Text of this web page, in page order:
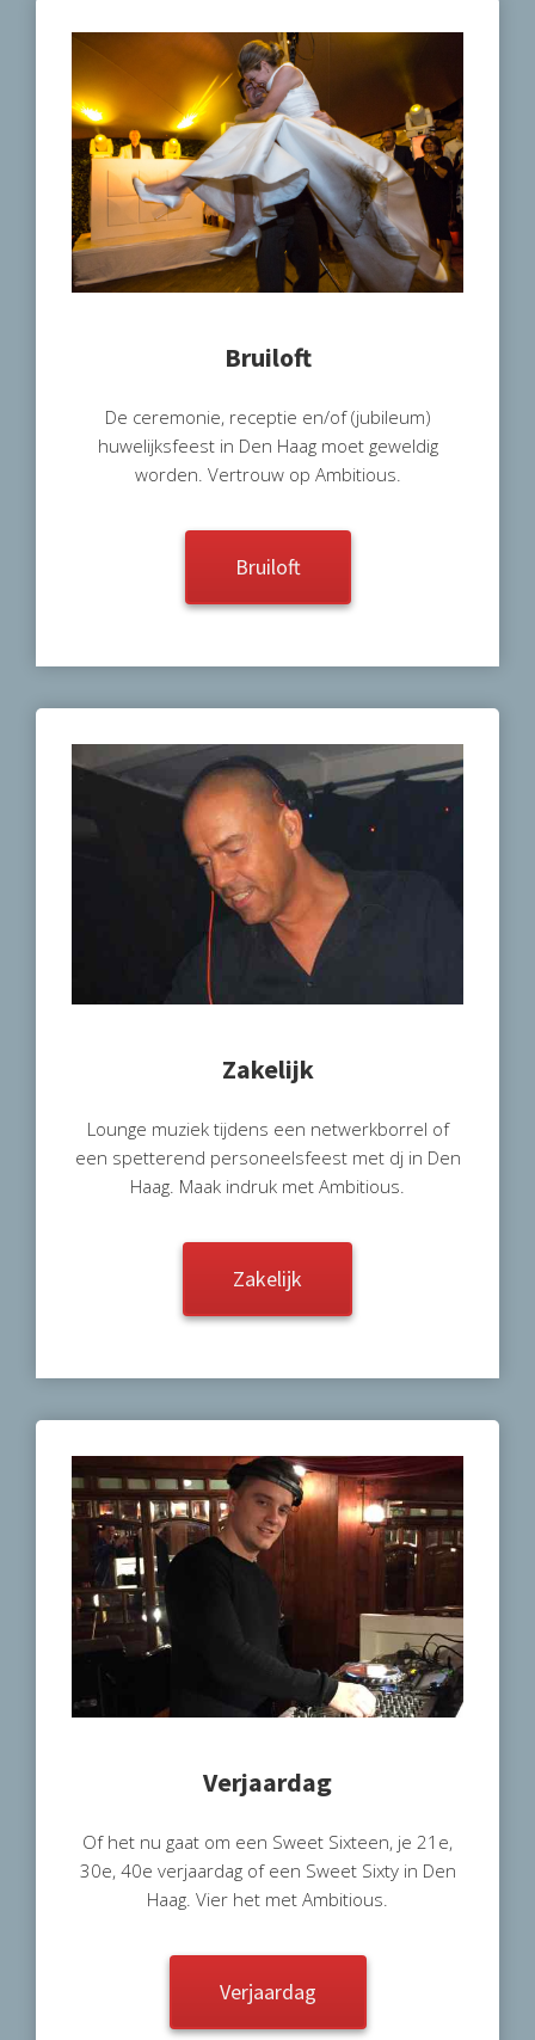
Bruiloft
De ceremonie, receptie en/of (jubileum)
huwelijksfeest in Den Haag moet geweldig
worden. Vertrouw op Ambitious.
Bruiloft
Zakelijk
Lounge muziek tijdens een netwerkborrel of
een spetterend personeelsfeest met dj in Den
Haag. Maak indruk met Ambitious.
Zakelijk
Verjaardag
Of het nu gaat om een Sweet Sixteen, je 21e,
30e, 40e verjaardag of een Sweet Sixty in Den
Haag. Vier het met Ambitious.
Verjaardag